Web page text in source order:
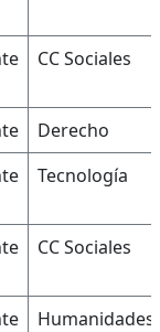
CC Sociales
Derecho
Tecnología
CC Sociales
Humanidades